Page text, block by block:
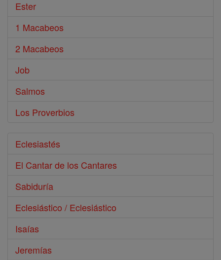
Ester
1 Macabeos
2 Macabeos
Job
Salmos
Los Proverbios
Eclesiastés
El Cantar de los Cantares
Sabiduría
Eclesiástico / Eclesiástico
Isaías
Jeremías